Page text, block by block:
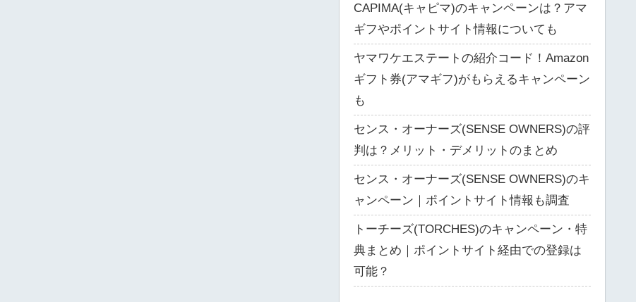
CAPIMA(キャピマ)のキャンペーンは？アマ
ギフやポイントサイト情報についても
ヤマワケエステートの紹介コード！Amazon
ギフト券(アマギフ)がもらえるキャンペーン
も
センス・オーナーズ(SENSE OWNERS)の評
判は？メリット・デメリットのまとめ
センス・オーナーズ(SENSE OWNERS)のキ
ャンペーン｜ポイントサイト情報も調査
トーチーズ(TORCHES)のキャンペーン・特
典まとめ｜ポイントサイト経由での登録は
可能？